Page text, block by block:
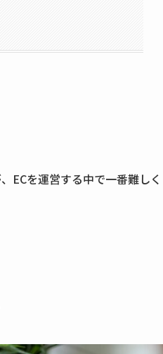
ECを運営する中で一番難しく